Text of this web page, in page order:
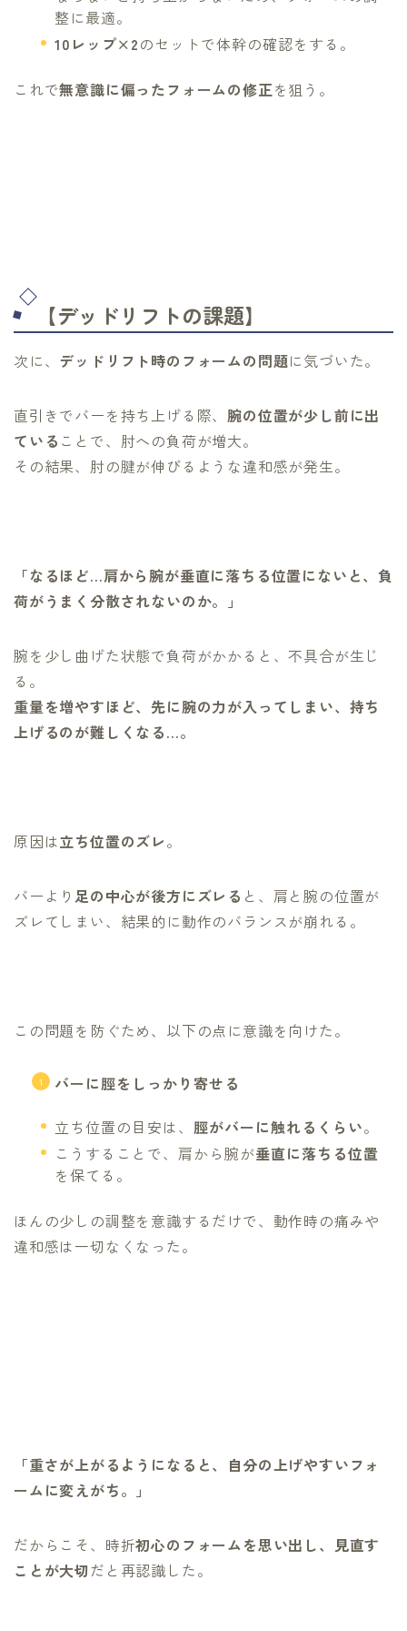
整に最適。
10レップ×2のセットで体幹の確認をする。
これで無意識に偏ったフォームの修正を狙う。
【デッドリフトの課題】
次に、 デッドリフト時のフォームの問題に気づいた。
直引きでバーを持ち上げる際、 腕の位置が少し前に出
ている ことで、肘への負荷が増大。
その結果、肘の腱が伸びるような違和感が発生。
「なるほど…肩から腕が垂直に落ちる位置にないと、負
荷がうまく分散されないのか。」
腕を少し曲げた状態で負荷がかかると、不具合が生じ
る。
重量を増やすほど、先に腕の力が入ってしまい、持ち
上げるのが難しくなる…。
原因は立ち位置のズレ。
バーより 足の中心が後方にズレる と、肩と腕の位置が
ズレてしまい、結果的に動作のバランスが崩れる。
この問題を防ぐため、以下の点に意識を向けた。
バーに脛をしっかり寄せる
立ち位置の目安は、 脛がバーに触れるくらい。
こうすることで、肩から腕が垂直に落ちる位置
を保てる。
ほんの少しの調整を意識するだけで、動作時の痛みや
違和感は一切なくなった。
「重さが上がるようになると、自分の上げやすいフォ
ームに変えがち。」
だからこそ、時折初心のフォームを思い出し、見直す
ことが大切だと再認識した。